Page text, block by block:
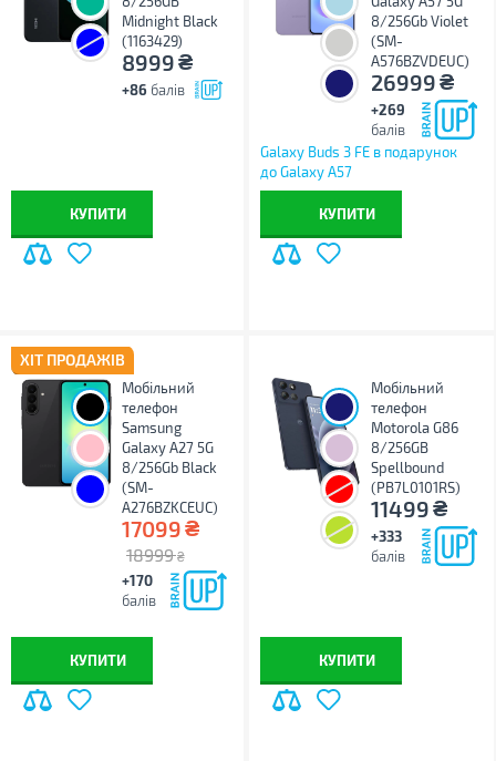
Midnight Black
(1163429)
8999₴
+86 балів
КУПИТИ
8/256Gb Violet
(SM-
A576BZVDEUC)
26999₴
+269
балів
Galaxy Buds 3 FE в подарунок
до Galaxy A57
КУПИТИ
ХІТ ПРОДАЖІВ
Мобільний
телефон
Samsung
Galaxy A27 5G
8/256Gb Black
(SM-
A276BZKCEUC)
17099₴
18999 ₴
+170
балів
КУПИТИ
Мобільний
телефон
Motorola G86
8/256GB
Spellbound
(PB7L0101RS)
11499₴
+333
балів
КУПИТИ